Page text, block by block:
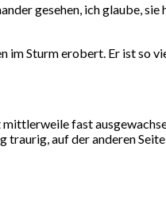
gesehen, ich glaube, sie
Sturm erobert. Er ist so
fast
traurig, auf der anderen